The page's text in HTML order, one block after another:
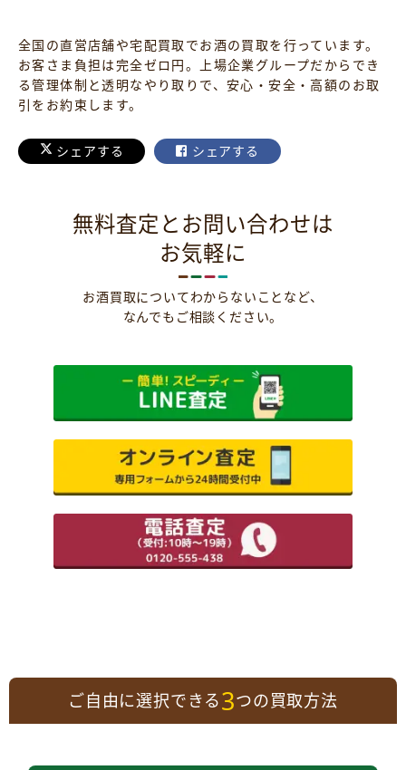
全国の直営店舗や宅配買取でお酒の買取を行っています。
お客さま負担は完全ゼロ円。上場企業グループだからでき
る管理体制と透明なやり取りで、安心・安全・高額のお取
引をお約束します。
シェアする シェアする
無料査定とお問い合わせは
お気軽に
お酒買取についてわからないことなど、
なんでもご相談ください。
ご自由に選択できる3つの買取方法